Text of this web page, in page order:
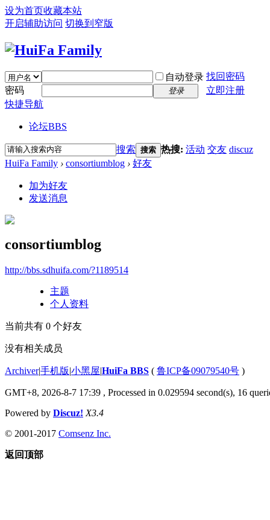
设为首页收藏本站
开启辅助访问 切换到窄版
自动登录 找回密码
密码
登录
立即注册
快捷导航
论坛BBS
搜索 搜索 热搜: 活动 交友 discuz
HuiFa Family › consortiumblog › 好友
加为好友
发送消息
consortiumblog
http://bbs.sdhuifa.com/?1189514
主题
个人资料
当前共有 0 个好友
没有相关成员
Archiver|手机版|小黑屋|HuiFa BBS ( 鲁ICP备09079540号 )
GMT+8, 2026-8-7 17:39 , Processed in 0.029594 second(s), 16
Powered by Discuz! X3.4
© 2001-2017 Comsenz Inc.
返回顶部